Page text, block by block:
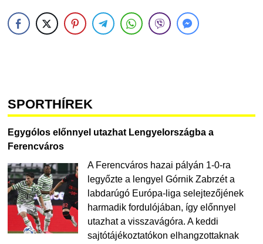
SPORTHÍREK
Egygólos előnnyel utazhat Lengyelországba a
Ferencváros
A Ferencváros hazai pályán 1-0-ra
legyőzte a lengyel Górnik Zabrzét a
labdarúgó Európa-liga selejtezőjének
harmadik fordulójában, így előnnyel
utazhat a visszavágóra. A keddi
sajtótájékoztatókon elhangzottaknak